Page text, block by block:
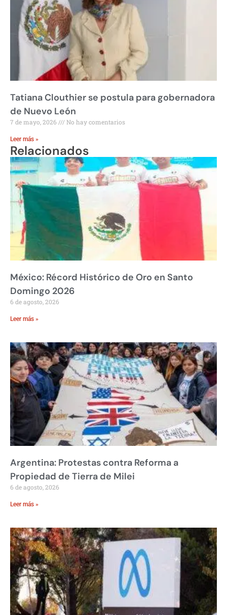
Tatiana Clouthier se postula para gobernadora
de Nuevo León
7 de mayo, 2026 No hay comentarios
Leer más »
Relacionados
México: Récord Histórico de Oro en Santo
Domingo 2026
6 de agosto, 2026
Leer más »
Argentina: Protestas contra Reforma a
Propiedad de Tierra de Milei
6 de agosto, 2026
Leer más »